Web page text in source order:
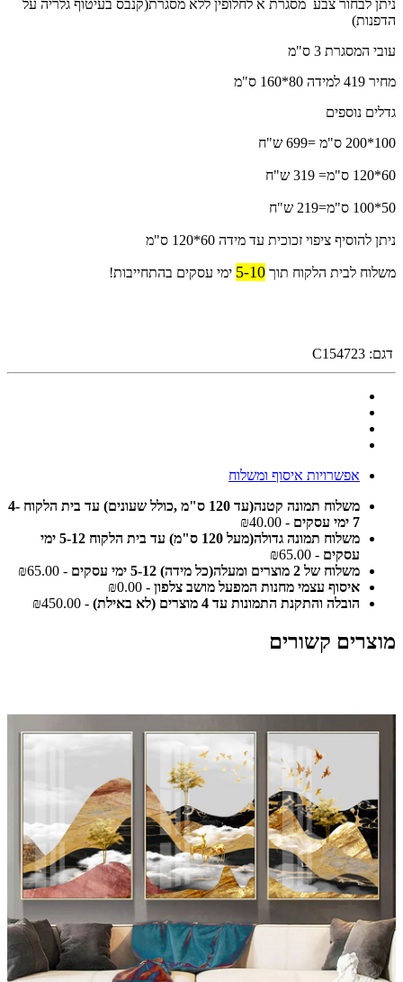
ניתן לבחור צבע מסגרת א לחלופין ללא מסגרת(קנבס בעיטוף גלריה על
הדפנות)
עובי המסגרת 3 ס"מ
מחיר 419 למידה 80*160 ס"מ
גדלים נוספים
100*200 ס"מ =699 ש"ח
60*120 ס"מ= 319 ש"ח
50*100 ס"מ=219 ש"ח
ניתן להוסיף ציפוי זכוכית עד מידה 60*120 ס"מ
משלוח לבית הלקוח תוך 5-10 ימי עסקים בהתחייבות!
דגם: C154723
אפשרויות איסוף ומשלוח
משלוח תמונה קטנה(עד 120 ס"מ ,כולל שעונים) עד בית הלקוח 4-
7 ימי עסקים
- ₪40.00
משלוח תמונה גדולה(מעל 120 ס"מ) עד בית הלקוח 5-12 ימי
עסקים - ₪65.00
משלוח של 2 מוצרים ומעלה(כל מידה) 5-12 ימי עסקים
- ₪65.00
איסוף עצמי מחנות המפעל מושב צלפון - ₪0.00
הובלה והתקנת התמונות עד 4 מוצרים (לא באילת)
- ₪450.00
מוצרים קשורים